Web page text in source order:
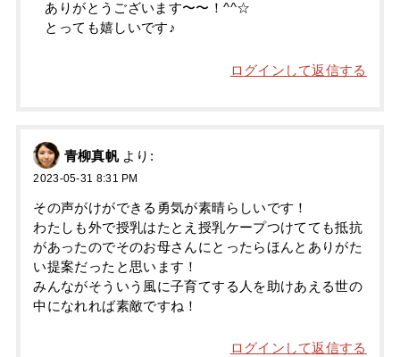
ありがとうございます〜〜！^^☆
とっても嬉しいです♪
ログインして返信する
青柳真帆 より:
2023-05-31 8:31 PM
その声がけができる勇気が素晴らしいです！
わたしも外で授乳はたとえ授乳ケープつけてても抵抗
があったのでそのお母さんにとったらほんとありがた
い提案だったと思います！
みんながそういう風に子育てする人を助けあえる世の
中になれれば素敵ですね！
ログインして返信する